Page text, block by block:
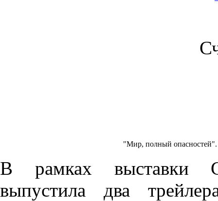
"Мир, полный опасностей".
В рамках выставки
выпустила два